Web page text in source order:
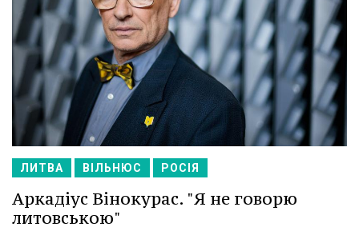
ЛИТВА ВІЛЬНЮС РОСІЯ
Аркадіус Вінокурас. "Я не говорю
литовською"